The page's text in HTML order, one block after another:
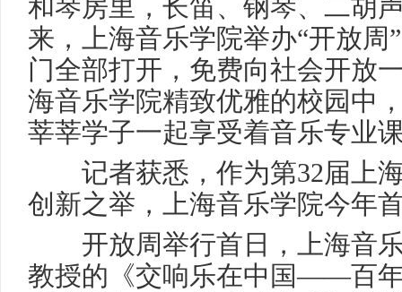
和琴房里，长笛、钢琴、二
来，上海音乐学院举办“开放周
门全部打开，免费向社会开放
海音乐学院精致优雅的校园中
莘莘学子一起享受着音乐专业
记者获悉，作为第32届上海
创新之举，上海音乐学院今年
开放周举行首日，上海音乐
教授的《交响乐在中国——百